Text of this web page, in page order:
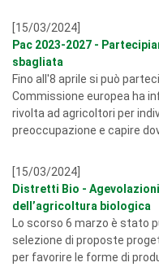
[15/03/2024]
Pac 2023-2027 -
sbagliata
Fino all'8 aprile si può
Commissione europea ha
rivolta ad agricoltori per
preoccupazione e capire
[15/03/2024]
Distretti Bio -
dell’agricoltura biologica
Lo scorso 6 marzo è stato
selezione di proposte
per favorire le forme di